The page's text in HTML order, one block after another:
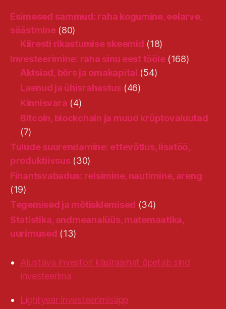
Esimesed sammud: raha kogumine, eelarve,
säästmine(80)
Kiiresti rikastumise skeemid (18)
Investeerimine: raha sinu eest tööle(168)
Aktsiad, börs ja omakapital (54)
Laenud ja ühisrahastus (46)
Kinnisvara (4)
Bitcoin, blockchain ja muud krüptovaluutad
(7)
Tulude suurendamine: ettevõtlus, lisatöö,
produktiivsus(30)
Finantsvabadus: reisimine, nautimine, areng
(19)
Tegemised ja mõtisklemised (34)
Statistika, andmeanalüüs, matemaatika,
uurimused (13)
Alustava investori käsiraamat õpetab sind
investeerima
Lightyear investeerimisäpp